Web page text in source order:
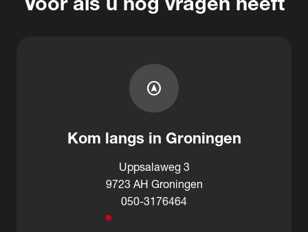
assistant_navigation
Kom langs in Groningen
Uppsalaweg 3
9723 AH Groningen
050-3176464